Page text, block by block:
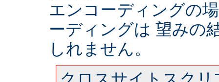
エンコーディングの
ーディングは 望みの
しれません。